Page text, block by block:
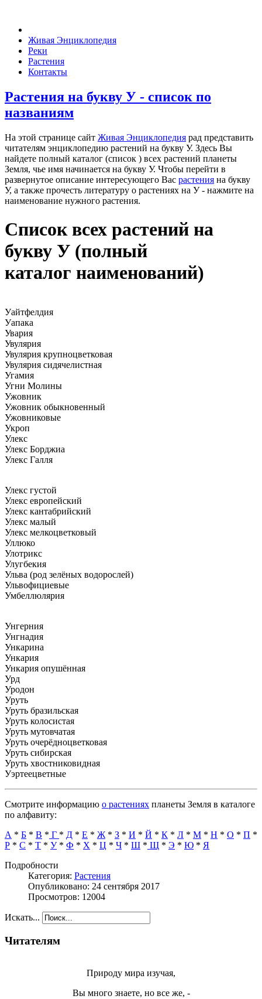
Живая Энциклопедия
Реки
Растения
Контакты
Растения на букву У - список по
названиям
На этой странице сайт Живая Энциклопедия рад представить
читателям энциклопедию растений на букву У. Здесь Вы
найдете полный каталог (список ) всех растений планеты
Земля, чье имя начинается на букву У. Чтобы перейти в
развернутое описание интересующего Вас растения на букву
У, а также прочесть литературу о растениях на У - нажмите на
наименование нужного растения.
Список всех растений на
букву У (полный
каталог наименований)
Уайтфелдия
Уапака
Увария
Увулярия
Увулярия крупноцветковая
Увулярия сидячелистная
Угамия
Угни Молины
Ужовник
Ужовник обыкновенный
Ужовниковые
Укроп
Улекс
Улекс Борджиа
Улекс Галля
Улекс густой
Улекс европейский
Улекс кантабрийский
Улекс малый
Улекс мелкоцветковый
Уллюко
Улотрикс
Улугбекия
Ульва (род зелёных водорослей)
Ульвофициевые
Умбеллюлярия
Унгерния
Унгнадия
Ункарина
Ункария
Ункария опушённая
Урд
Уродон
Уруть
Уруть бразильская
Уруть колосистая
Уруть мутовчатая
Уруть очерёдноцветковая
Уруть сибирская
Уруть хвостниковидная
Уэртеецветные
Смотрите информацию о растениях планеты Земля в каталоге
по алфавиту:
А * Б * В * Г * Д * Е * Ж * З * И * Й * К * Л * М * Н * О * П *
Р * С * Т * У* Ф * Х * Ц * Ч * Ш * Щ * Э * Ю * Я
Подробности
Категория: Растения
Опубликовано: 24 сентября 2017
Просмотров: 12004
Искать...
Читателям
Природу мира изучая,
Вы много знаете, но все же, -